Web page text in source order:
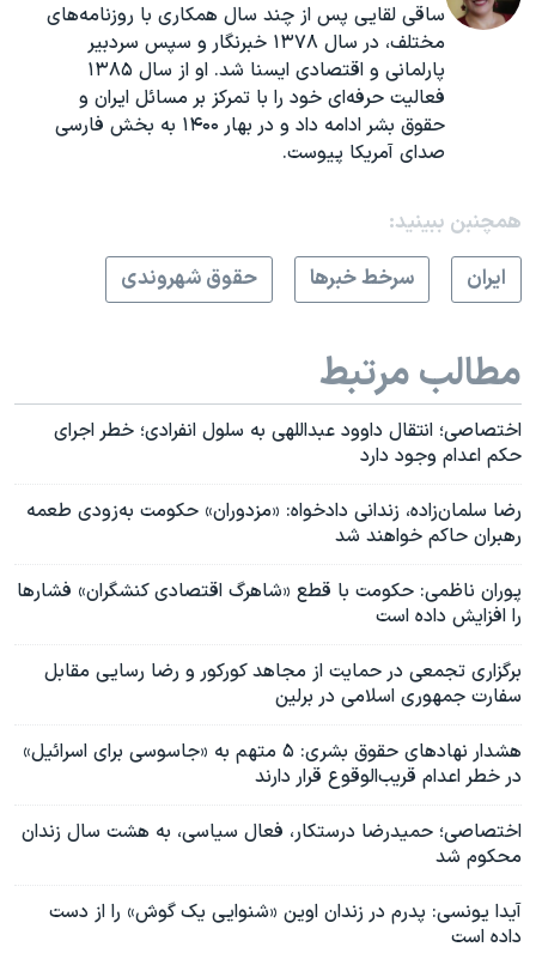
ساقی لقایی پس از چند سال همکاری با روزنامه‌های
مختلف، در سال ۱۳۷۸ خبرنگار و سپس سردبیر
پارلمانی و اقتصادی ایسنا شد. او از سال ۱۳۸۵
فعالیت حرفه‌ای خود را با تمرکز بر مسائل ایران و
حقوق بشر ادامه داد و در بهار ۱۴۰۰ به بخش فارسی
صدای آمریکا پیوست.
همچنبن ببینید:
ايران
سرخط خبرها حقوق شهروندی
مطالب مرتبط
اختصاصی؛ انتقال داوود عبداللهی به سلول انفرادی؛ خطر اجرای
حکم اعدام وجود دارد
رضا سلمان‌زاده، زندانی دادخواه: «مزدوران» حکومت به‌زودی طعمه
رهبران حاکم خواهند شد
پوران ناظمی: حکومت با قطع «شاهرگ اقتصادی کنشگران» فشارها
را افزایش داده است
برگزاری تجمعی در حمایت از مجاهد کورکور و رضا رسایی مقابل
سفارت جمهوری اسلامی در برلین
هشدار نهادهای حقوق بشری: ۵ متهم به «جاسوسی برای اسرائیل»
در خطر اعدام قریب‌الوقوع قرار دارند
اختصاصی؛ حمیدرضا درستکار، فعال سیاسی، به هشت سال زندان
محکوم شد
آیدا یونسی: پدرم در زندان اوین «شنوایی یک گوش» را از دست
داده است